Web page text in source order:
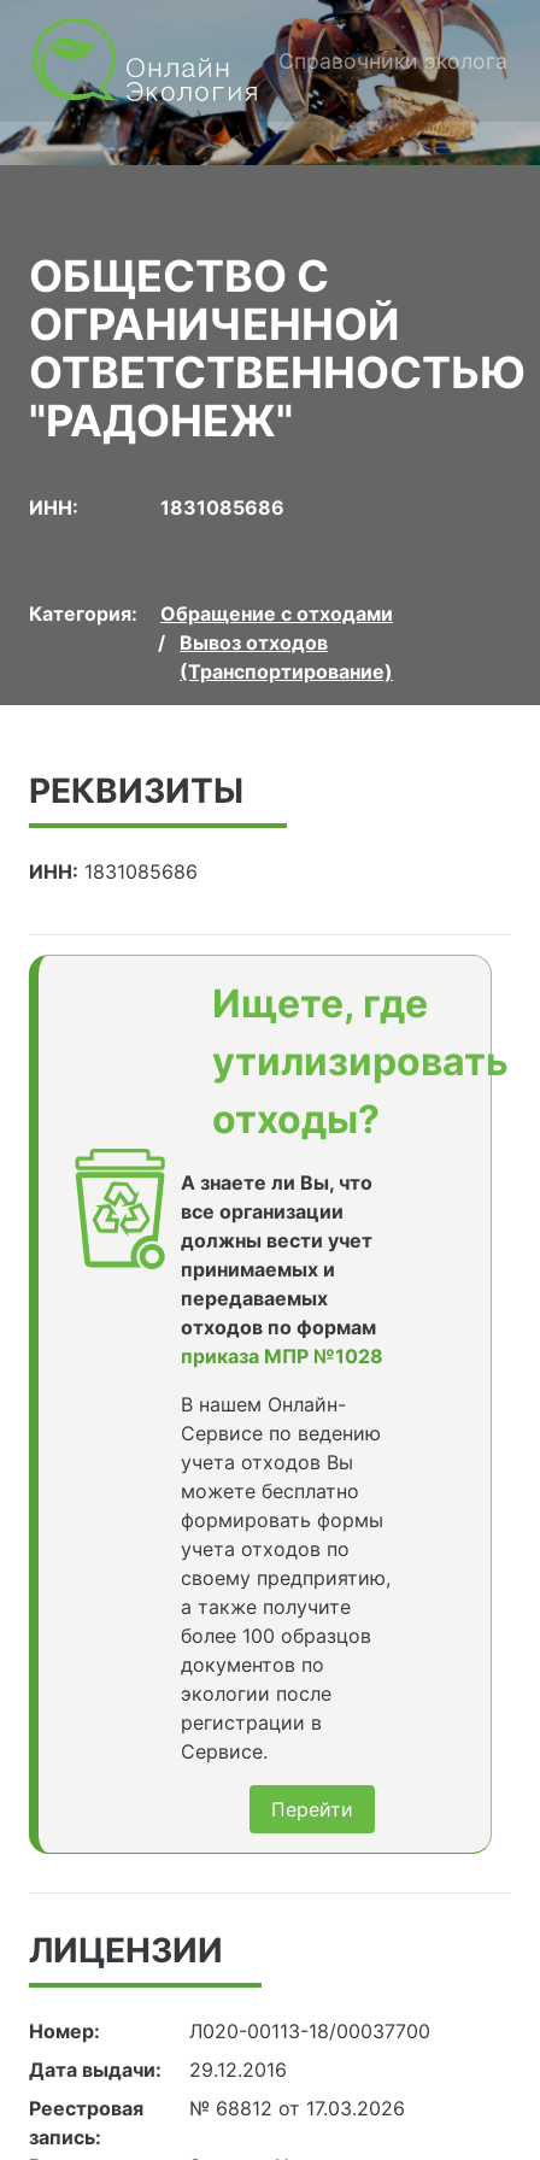
Справочники эколога
ОБЩЕСТВО С
ОГРАНИЧЕННОЙ
ОТВЕТСТВЕННОСТЬЮ
"РАДОНЕЖ"
ИНН: 1831085686
Категория:
Обращение с отходами
Вывоз отходов
(Транспортирование)
РЕКВИЗИТЫ
ИНН: 1831085686
Ищете, где
утилизировать
отходы?
А знаете ли Вы, что
все организации
должны вести учет
принимаемых и
передаваемых
отходов по формам
приказа МПР №1028
В нашем Онлайн-
Сервисе по ведению
учета отходов Вы
можете бесплатно
формировать формы
учета отходов по
своему предприятию,
а также получите
более 100 образцов
документов по
экологии после
регистрации в
Сервисе.
Перейти
ЛИЦЕНЗИИ
Номер:
Л020-00113-18/00037700
Дата выдачи:
29.12.2016
Реестровая
запись:
№ 68812 от 17.03.2026